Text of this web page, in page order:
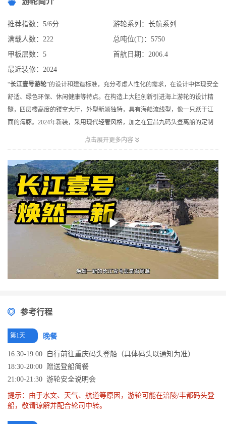
推荐指数：5/6分
游轮系列：长航系列
满载人数：222
总吨位(T)：5750
甲板层数：5
首航日期：2006.4
最近装修：2024
“长江壹号游轮”的设计和建造标准，充分考虑人性化的需求，在设计中体现安全
舒适、绿色环保、休闲健康等特点。在构造上大胆创新引进海上游轮的设计精
髓，四层楼高度的镂空大厅，外型新颖独特，具有海船流线型，像一只跃于江
面的海豚。2024年新装，采用现代轻奢风格，加之在宜昌九码头登离船的定制
行程，赢得了宾客们的一致好评。
点击展开更多内容 
参考行程
第1天 晚餐
16:30-19:00 自行前往重庆码头登船（具体码头以通知为准）
18:30-20:00 赠送登船简餐
21:00-21:30 游轮安全说明会
提示：由于水文、天气、航道等原因，游轮可能在涪陵/丰都码头登
船，敬请谅解并配合轮司中转。